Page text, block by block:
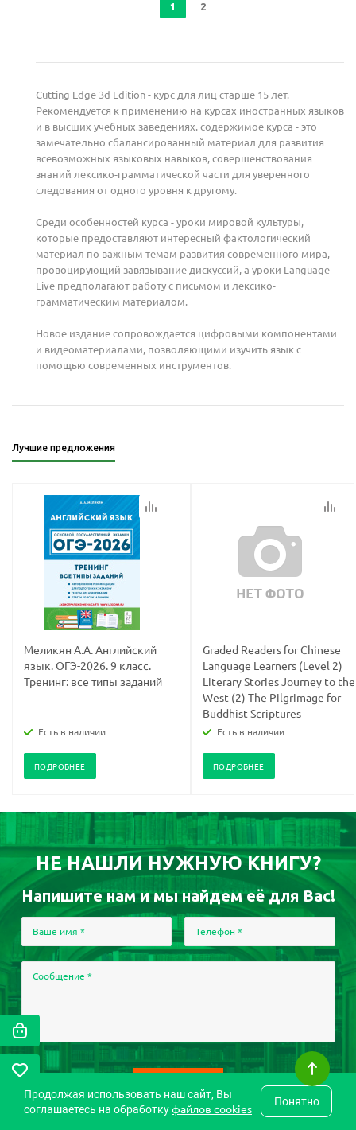
1 2
Cutting Edge 3d Edition - курс для лиц старше 15 лет.
Рекомендуется к применению на курсах иностранных языков
и в высших учебных заведениях. содержимое курса - это
замечательно сбалансированный материал для развития
всевозможных языковых навыков, совершенствования
знаний лексико-грамматической части для уверенного
следования от одного уровня к другому.
Среди особенностей курса - уроки мировой культуры,
которые предоставляют интересный фактологический
материал по важным темам развития современного мира,
провоцирующий завязывание дискуссий, а уроки Language
Live предполагают работу с письмом и лексико-
грамматическим материалом.
Новое издание сопровождается цифровыми компонентами
и видеоматериалами, позволяющими изучить язык с
помощью современных инструментов.
Лучшие предложения
Меликян А.А. Английский
язык. ОГЭ-2026. 9 класс.
Тренинг: все типы заданий
Есть в наличии
ПОДРОБНЕЕ
Graded Readers for Chinese
Language Learners (Level 2)
Literary Stories Journey to the
West (2) The Pilgrimage for
Buddhist Scriptures
Есть в наличии
ПОДРОБНЕЕ
НЕ НАШЛИ НУЖНУЮ КНИГУ?
Напишите нам и мы найдем её для Вас!
Ваше имя * Телефон *
Сообщение *
Оформляя заказ, Вы автоматически соглашаетесь наобработку
Продолжая использовать наш сайт, Вы
соглашаетесь на обработкуфайлов cookies Понятно